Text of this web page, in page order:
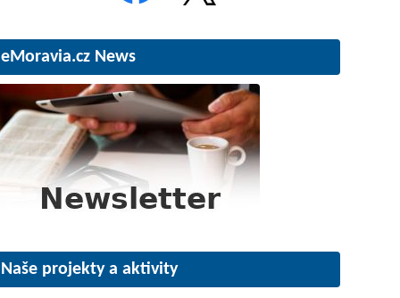
eMoravia.cz News
Naše projekty a aktivity